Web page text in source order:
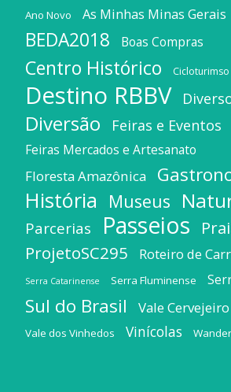
Ano Novo As Minhas Minas Gerais
BEDA2018 Boas Compras
Centro Histórico Cicloturimso
Destino RBBV
Diversão Feiras e Eventos
Feiras Mercados e Artesanato
Floresta Amazônica
História Museus
Parcerias Passeios
ProjetoSC295
Roteiro de
Serra Catarinense Serra Fluminense
Sul do Brasil Vale Cervejeiro
Vale dos Vinhedos Vinícolas